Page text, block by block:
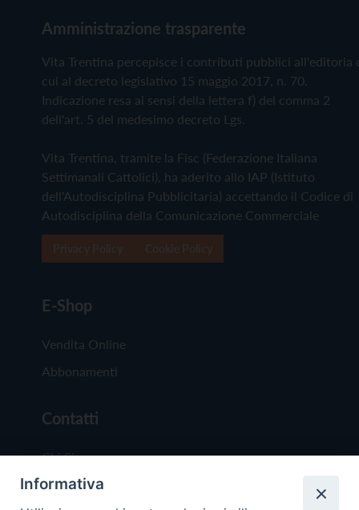
Amministrazione trasparente
Vita Trentina percepisce i contributi pubblici all'editoria
cui al decreto legislativo 15 maggio 2017, n. 70.
Indicazione resa ai sensi della lettera f) del comma 2
dell'art. 5 del medesimo decreto Lgs.
Vita Trentina, tramite la Fisc (Federazione Italiana
Settimanali Cattolici), ha aderito allo IAP (Istituto
dell'Autodisciplina Pubblicitaria) accettando il Codice di
Autodisciplina della Comunicazione Commerciale
E-Shop
Vendita Online
Abbonamenti
Contatti
Chi Siamo
Redazione
Informativa